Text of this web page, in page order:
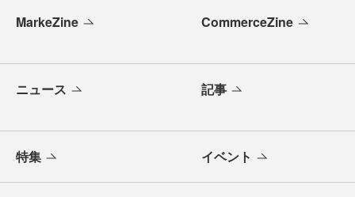
MarkeZine CommerceZine
ニュース 記事
特集 イベント